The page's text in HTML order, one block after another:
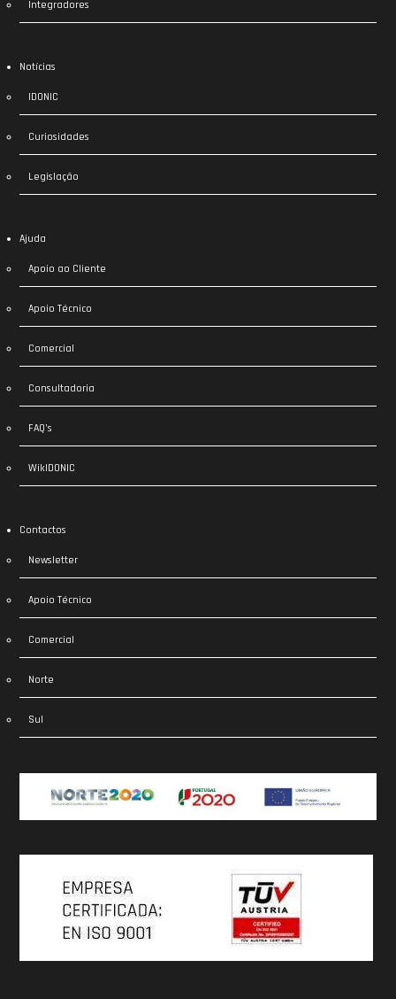
Integradores
Notícias
IDONIC
Curiosidades
Legislação
Ajuda
Apoio ao Cliente
Apoio Técnico
Comercial
Consultadoria
FAQ’s
WikIDONIC
Contactos
Newsletter
Apoio Técnico
Comercial
Norte
Sul